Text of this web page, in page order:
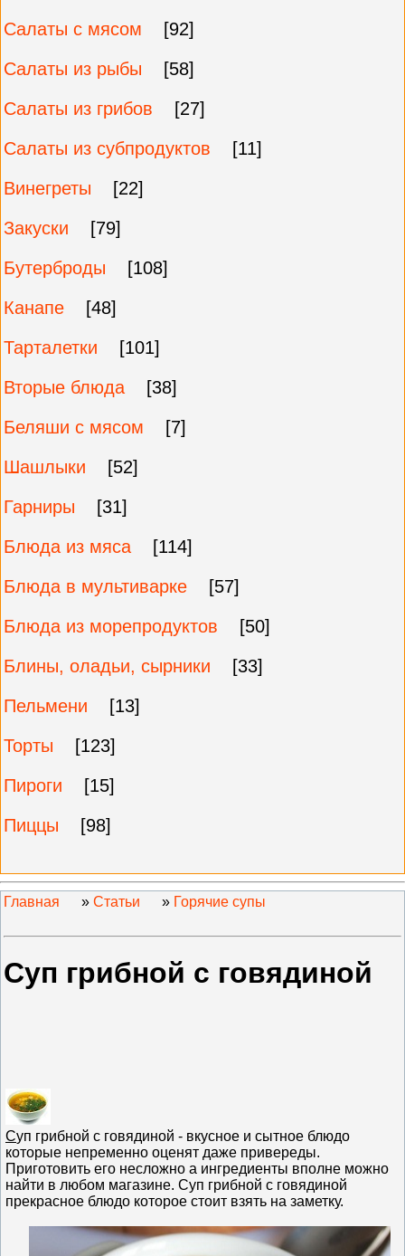
Салаты с мясом
[92]
Салаты из рыбы
[58]
Салаты из грибов
[27]
Салаты из субпродуктов
[11]
Винегреты
[22]
Закуски
[79]
Бутерброды
[108]
Канапе
[48]
Тарталетки
[101]
Вторые блюда
[38]
Беляши с мясом
[7]
Шашлыки
[52]
Гарниры
[31]
Блюда из мяса
[114]
Блюда в мультиварке
[57]
Блюда из морепродуктов
[50]
Блины, оладьи, сырники
[33]
Пельмени
[13]
Торты
[123]
Пироги
[15]
Пиццы
[98]
Главная » Статьи » Горячие супы
Суп грибной с говядиной
Суп грибной с говядиной - вкусное и сытное блюдо
которые непременно оценят даже привереды.
Приготовить его несложно а ингредиенты вполне можно
найти в любом магазине. Суп грибной с говядиной
прекрасное блюдо которое стоит взять на заметку.